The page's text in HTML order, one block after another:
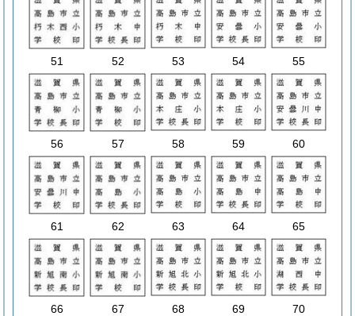
51 52 53 54 55
56 57 58 59 60
61 62 63 64 65
66 67 68 69 70